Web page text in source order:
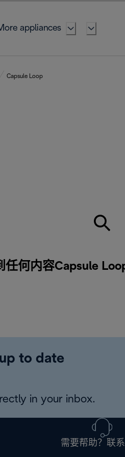
appliances
Capsule Loop
任何内容Capsule
to date
in your inbox.
需要帮助？联系